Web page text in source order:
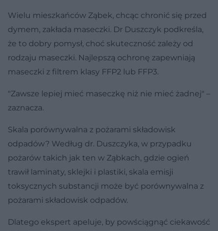
Wielu mieszkańców Ząbek, chcąc chronić się przed
dymem, zakłada maseczki. Dr Duszczyk podkreśla,
że to dobry pomysł, choć skuteczność zależy od
rodzaju maseczki. Najlepszą ochronę zapewniają
maseczki z filtrem klasy FFP2 lub FFP3.
"Zawsze lepiej mieć maseczkę niż nie mieć żadnej" –
zaznacza.
Skala porównywalna z pożarami składowisk
odpadów? Według dr. Duszczyka, w przypadku
pożarów takich jak ten w Ząbkach, gdzie ogień
trawił laminaty, sklejki i plastiki, skala emisji
toksycznych substancji może być porównywalna z
pożarami składowisk odpadów.
Dlatego ekspert apeluje, by powściągnąć ciekawość